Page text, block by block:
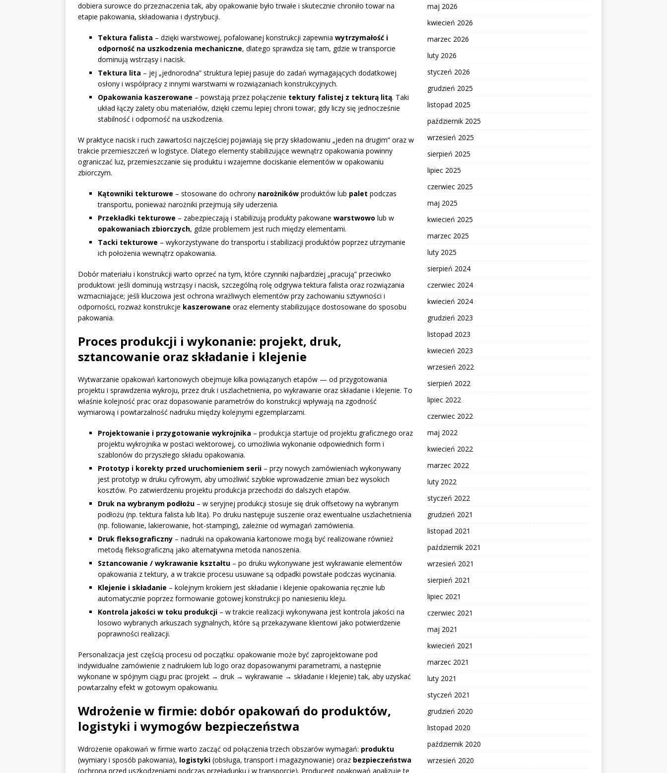
dobiera surowce do przeznaczenia tak, aby opakowanie było trwałe i skutecznie chroniło towar na
etapie pakowania, składowania i dystrybucji.
Tektura falista – dzięki warstwowej, pofalowanej konstrukcji zapewnia wytrzymałość i
odporność na uszkodzenia mechaniczne, dlatego sprawdza się tam, gdzie w transporcie
dominują wstrząsy i nacisk.
Tektura lita – jej „jednorodna” struktura lepiej pasuje do zadań wymagających dodatkowej
osłony i współpracy z innymi warstwami w rozwiązaniach konstrukcyjnych.
Opakowania kaszerowane – powstają przez połączenie tektury falistej z tekturą litą. Taki
układ łączy zalety obu materiałów, dzięki czemu lepiej chroni towar, gdy liczy się jednocześnie
stabilność i odporność na uszkodzenia.
W praktyce nacisk i ruch zawartości najczęściej pojawiają się przy składowaniu „jeden na drugim” oraz w
trakcie przemieszczeń w logistyce. Dlatego elementy stabilizujące wewnątrz opakowania powinny
ograniczać luz, przemieszczanie się produktu i wzajemne dociskanie elementów w opakowaniu
zbiorczym.
Kątowniki tekturowe – stosowane do ochrony narożników produktów lub palet podczas
transportu, ponieważ narożniki przejmują siły uderzenia.
Przekładki tekturowe – zabezpieczają i stabilizują produkty pakowane warstwowo lub w
opakowaniach zbiorczych, gdzie problemem jest ruch między elementami.
Tacki tekturowe – wykorzystywane do transportu i stabilizacji produktów poprzez utrzymanie
ich położenia wewnątrz opakowania.
Dobór materiału i konstrukcji warto oprzeć na tym, które czynniki najbardziej „pracują” przeciwko
produktowi: jeśli dominują wstrząsy i nacisk, szczególną rolę odgrywa tektura falista oraz rozwiązania
wzmacniające; jeśli kluczowa jest ochrona wrażliwych elementów przy zachowaniu sztywności i
odporności, rozważ konstrukcje kaszerowane oraz elementy stabilizujące dostosowane do sposobu
pakowania.
Proces produkcji i wykonanie: projekt, druk,
sztancowanie oraz składanie i klejenie
Wytwarzanie opakowań kartonowych obejmuje kilka powiązanych etapów — od przygotowania
projektu i sprawdzenia wykroju, przez druk i uszlachetnienia, po wykrawanie oraz składanie i klejenie. To
właśnie kolejność prac oraz dopasowanie parametrów do konstrukcji wpływają na zgodność
wymiarową i powtarzalność nadruku między kolejnymi egzemplarzami.
Projektowanie i przygotowanie wykrojnika – produkcja startuje od projektu graficznego oraz
projektu wykrojnika w postaci wektorowej, co umożliwia wykonanie odpowiednich form i
szablonów do przyszłego składu opakowania.
Prototyp i korekty przed uruchomieniem serii – przy nowych zamówieniach wykonywany
jest prototyp w druku cyfrowym, aby umożliwić szybkie wprowadzenie zmian bez wysokich
kosztów. Po zatwierdzeniu projektu produkcja przechodzi do dalszych etapów.
Druk na wybranym podłożu – w seryjnej produkcji stosuje się druk offsetowy na wybranym
podłożu (np. tektura falista lub lita). Po druku następuje suszenie oraz ewentualne uszlachetnienia
(np. foliowanie, lakierowanie, hot-stamping), zależnie od wymagań zamówienia.
Druk fleksograficzny – nadruki na opakowania kartonowe mogą być realizowane również
metodą fleksograficzną jako alternatywna metoda nanoszenia.
Sztancowanie / wykrawanie kształtu – po druku wykonywane jest wykrawanie elementów
opakowania z tektury, a w trakcie procesu usuwane są odpadki powstałe podczas wycinania.
Klejenie i składanie – kolejnym krokiem jest składanie i klejenie opakowania ręcznie lub
automatycznie poprzez formowanie gotowej konstrukcji po naniesieniu kleju.
Kontrola jakości w toku produkcji – w trakcie realizacji wykonywana jest kontrola jakości na
losowo wybranych arkuszach sygnalnych, które są przekazywane klientowi jako potwierdzenie
poprawności realizacji.
Personalizacja jest częścią procesu od początku: opakowanie może być zaprojektowane pod
indywidualne zamówienie z nadrukiem lub logo oraz dopasowanymi parametrami, a następnie
wykonane w spójnym ciągu prac (projekt → druk → wykrawanie → składanie i klejenie) tak, aby uzyskać
powtarzalny efekt w gotowym opakowaniu.
Wdrożenie w firmie: dobór opakowań do produktów,
logistyki i wymogów bezpieczeństwa
Wdrożenie opakowań w firmie warto zacząć od połączenia trzech obszarów wymagań: produktu
(wymiary i sposób pakowania), logistyki (obsługa, transport i magazynowanie) oraz bezpieczeństwa
(ochrona przed uszkodzeniami podczas przeładunku i w transporcie). Producent opakowań analizuje te
maj 2026
kwiecień 2026
marzec 2026
luty 2026
styczeń 2026
grudzień 2025
listopad 2025
październik 2025
wrzesień 2025
sierpień 2025
lipiec 2025
czerwiec 2025
maj 2025
kwiecień 2025
marzec 2025
luty 2025
sierpień 2024
czerwiec 2024
kwiecień 2024
grudzień 2023
listopad 2023
kwiecień 2023
wrzesień 2022
sierpień 2022
lipiec 2022
czerwiec 2022
maj 2022
kwiecień 2022
marzec 2022
luty 2022
styczeń 2022
grudzień 2021
listopad 2021
październik 2021
wrzesień 2021
sierpień 2021
lipiec 2021
czerwiec 2021
maj 2021
kwiecień 2021
marzec 2021
luty 2021
styczeń 2021
grudzień 2020
listopad 2020
październik 2020
wrzesień 2020